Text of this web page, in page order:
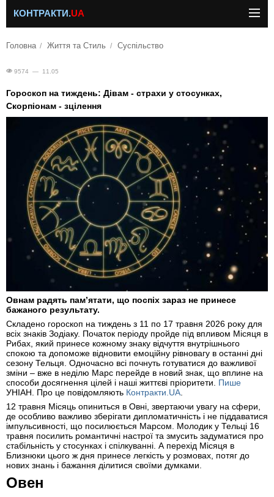
КОНТРАКТИ.UA
Головна Життя та Стиль Суспільство
9574 — 11.05
Гороскоп на тиждень: Дівам - страхи у стосунках,
Скорпіонам - зцілення
Овнам радять пам’ятати, що поспіх зараз не принесе
бажаного результату.
Складено гороскоп на тиждень з 11 по 17 травня 2026 року для
всіх знаків Зодіаку. Початок періоду пройде під впливом Місяця в
Рибах, який принесе кожному знаку відчуття внутрішнього
спокою та допоможе відновити емоційну рівновагу в останні дні
сезону Тельця. Одночасно всі почнуть готуватися до важливої
зміни – вже в неділю Марс перейде в новий знак, що вплине на
способи досягнення цілей і наші життєві пріоритети. Пише
УНІАН. Про це повідомляють Контракти.UA.
12 травня Місяць опиниться в Овні, звертаючи увагу на сфери,
де особливо важливо зберігати дипломатичність і не піддаватися
імпульсивності, що посилюється Марсом. Молодик у Тельці 16
травня посилить романтичні настрої та змусить задуматися про
стабільність у стосунках і спілкуванні. А перехід Місяця в
Близнюки цього ж дня принесе легкість у розмовах, потяг до
нових знань і бажання ділитися своїми думками.
Овен